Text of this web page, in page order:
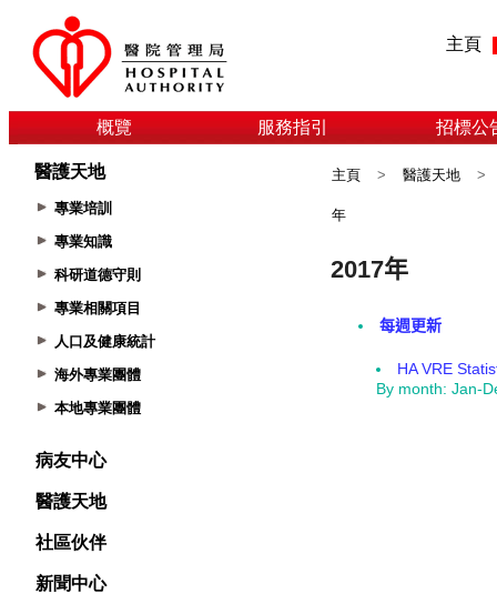
主頁
概覽 服務指引 招標公
醫護天地
專業培訓
專業知識
科研道德守則
專業相關項目
人口及健康統計
海外專業團體
本地專業團體
病友中心
醫護天地
社區伙伴
新聞中心
主頁 > 醫護天地 >
年